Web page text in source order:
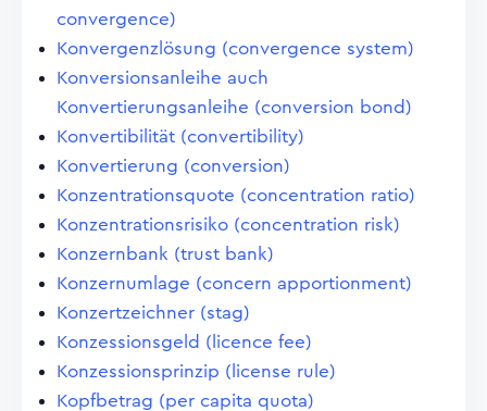
convergence)
Konvergenzlösung (convergence system)
Konversionsanleihe auch
Konvertierungsanleihe (conversion bond)
Konvertibilität (convertibility)
Konvertierung (conversion)
Konzentrationsquote (concentration ratio)
Konzentrationsrisiko (concentration risk)
Konzernbank (trust bank)
Konzernumlage (concern apportionment)
Konzertzeichner (stag)
Konzessionsgeld (licence fee)
Konzessionsprinzip (license rule)
Kopfbetrag (per capita quota)